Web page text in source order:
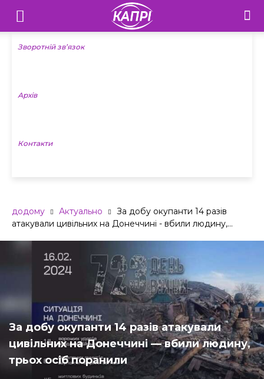
Телебачення
«Капрі»
Новини
Зворотній зв’язок
Архів
Контакти
додому Актуально
За добу окупанти 14 разів
атакували цивільних на Донеччині - вбили людину,...
За добу окупанти 14 разів атакували
цивільних на Донеччині — вбили людину,
трьох осіб поранили